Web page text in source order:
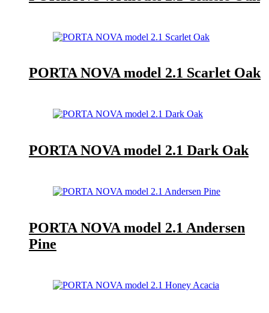
PORTA NOVA model 2.1 Scarlet Oak
PORTA NOVA model 2.1 Dark Oak
PORTA NOVA model 2.1 Andersen
Pine